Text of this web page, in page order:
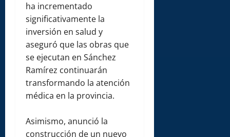
ha incrementado
significativamente la
inversión en salud y
aseguró que las obras que
se ejecutan en Sánchez
Ramírez continuarán
transformando la atención
médica en la provincia.
Asimismo, anunció la
construcción de un nuevo